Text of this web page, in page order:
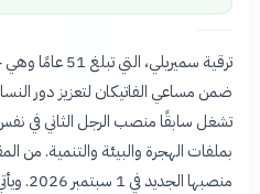
ترقية سميريلي،
ضمن مساعي الفاتيكان لتعزيز دور
تشغل سابقًا منصب الرجل الثاني في
بملفات الهجرة والبيئة والتنمية. من
منصبها